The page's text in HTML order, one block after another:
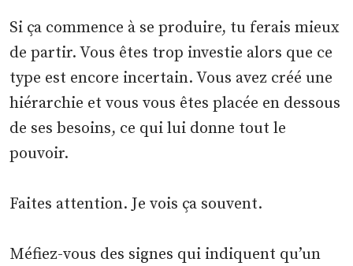
Si ça commence à se produire, tu ferais mieux
de partir. Vous êtes trop investie alors que ce
type est encore incertain. Vous avez créé une
hiérarchie et vous vous êtes placée en dessous
de ses besoins, ce qui lui donne tout le
pouvoir.
Faites attention. Je vois ça souvent.
Méfiez-vous des signes qui indiquent qu’un